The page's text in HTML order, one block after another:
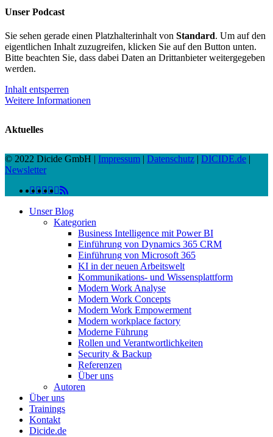
Unser Podcast
Sie sehen gerade einen Platzhalterinhalt von Standard. Um auf den
eigentlichen Inhalt zuzugreifen, klicken Sie auf den Button unten.
Bitte beachten Sie, dass dabei Daten an Drittanbieter weitergegeben
werden.
Inhalt entsperren
Weitere Informationen
Aktuelles
© 2022 Dicide GmbH | Impressum | Datenschutz | DICIDE.de |
Newsletter
twitter
facebook
linkedinyoutube
RSS
instagram
spotify
vk
Close
Unser Blog
Kategorien
Business Intelligence mit Power BI
Einführung von Dynamics 365 CRM
Einführung von Microsoft 365
KI in der neuen Arbeitswelt
Kommunikations- und Wissensplattform
Modern Work Analyse
Modern Work Concepts
Modern Work Empowerment
Modern workplace factory
Moderne Führung
Rollen und Verantwortlichkeiten
Security & Backup
Referenzen
Über uns
Autoren
Über uns
Trainings
Kontakt
Dicide.de